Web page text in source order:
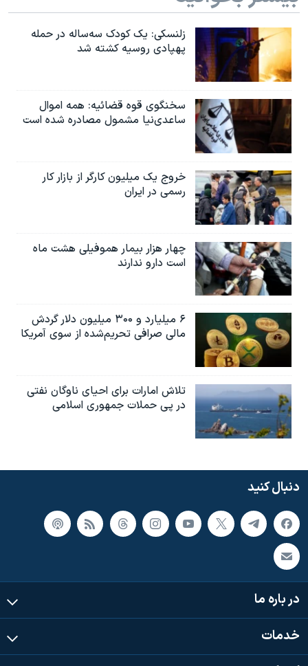
زلنسکی: یک کودک سه‌ساله در حمله
پهپادی روسیه کشته شد
سخنگوی قوه قضائیه: همه اموال
ساعدی‌نیا مشمول مصادره شده است
خروج یک میلیون کارگر از بازار کار
رسمی در ایران
چهار هزار بیمار هموفیلی هشت ماه
است دارو ندارند
۶ میلیارد و ۳۰۰ میلیون دلار گردش
مالی صرافی تحریم‌شده از سوی آمریکا
تلاش امارات برای احیای ناوگان نفتی
در پی حملات جمهوری اسلامی
دنبال کنید
در باره ما
خدمات